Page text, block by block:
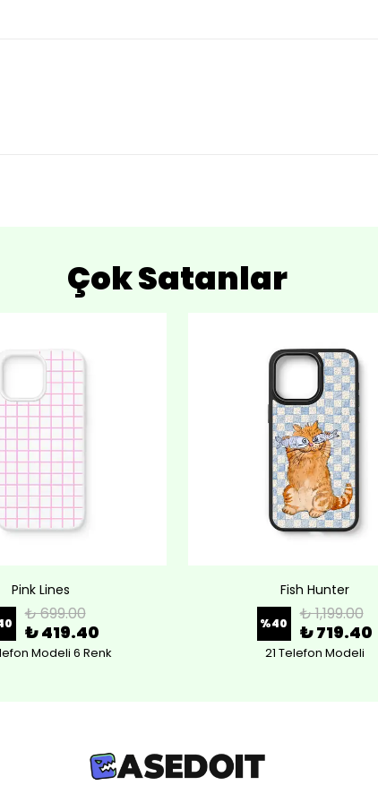
Çok Satanlar
Pink Lines
₺ 699.00
₺ 419.40
Modeli 6 Renk
Fish Hunter
%40 ₺ 1,199.00
₺ 719.40
21 Telefon Modeli